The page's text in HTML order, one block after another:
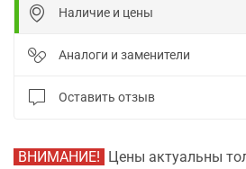
Наличие и цены
Аналоги и заменители
Оставить отзыв
ВНИМАНИЕ! Цены актуальны